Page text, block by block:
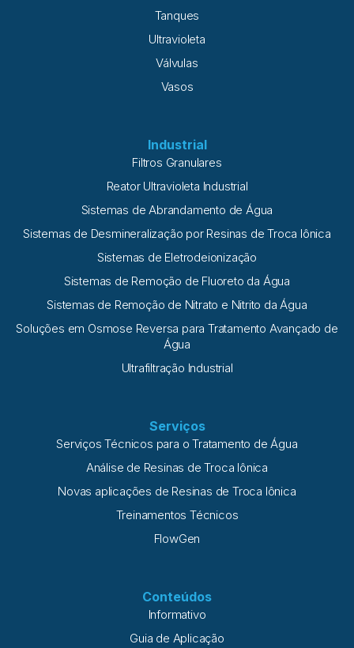
Tanques
Ultravioleta
Válvulas
Vasos
Industrial
Filtros Granulares
Reator Ultravioleta Industrial
Sistemas de Abrandamento de Água
Sistemas de Desmineralização por Resinas de Troca Iônica
Sistemas de Eletrodeionização
Sistemas de Remoção de Fluoreto da Água
Sistemas de Remoção de Nitrato e Nitrito da Água
Soluções em Osmose Reversa para Tratamento Avançado de
Água
Ultrafiltração Industrial
Serviços
Serviços Técnicos para o Tratamento de Água
Análise de Resinas de Troca Iônica
Novas aplicações de Resinas de Troca Iônica
Treinamentos Técnicos
FlowGen
Conteúdos
Informativo
Guia de Aplicação